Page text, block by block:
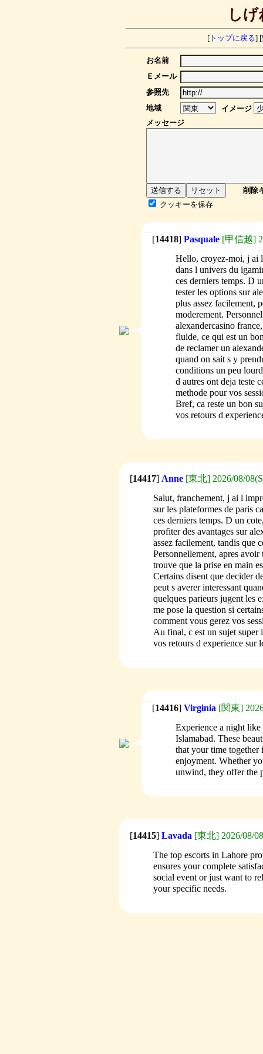
し
[トップに戻る] [
お名前
Ｅメール
参照先
地域
イメージ
メッセージ
削除
クッキーを保存
[14418] Pasquale [甲信越]
Hello, croyez-moi, j ai l
dans l univers du
ces derniers temps. D
tester les options sur
plus assez facilement,
moderement.
alexandercasino
fluide, ce qui est un
de reclamer un
quand on sait s y
conditions un peu
d autres ont deja teste
methode pour vos
Bref, ca reste un bon
vos retours d
[14417] Anne [東北] 2026/08/
Salut, franchement, j ai l
sur les plateformes de paris
ces derniers temps. D un
profiter des avantages sur
assez facilement, tandis que
Personnellement, apres
trouve que la prise en main
Certains disent que decider
peut s averer interessant
quelques parieurs jugent les
me pose la question si
comment vous gerez vos
Au final, c est un sujet super
vos retours d experience sur
[14416] Virginia [関東]
Experience a night
Islamabad. These
that your time
enjoyment. Whether
unwind, they offer the
[14415] Lavada [東北] 2026/08/
The top escorts in Lahore
ensures your complete
social event or just want to
your specific needs.